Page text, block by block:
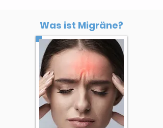
Was ist Migräne?